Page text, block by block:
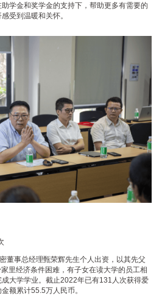
学金和奖学金的支持下，帮助更多有需要的
受到温暖和关怀。
董事总经理甄荣辉先生个人出资，以其先父
里经济条件困难，有子女在读大学的员工相
大学学业。截止2022年已有131人次获得爱
额累计55.5万人民币。